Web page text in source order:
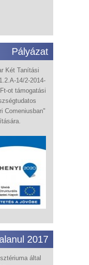
Pályázat
Két Tanítási
14/2-2014-
ot támogatási
Comeniusban"
2017
által